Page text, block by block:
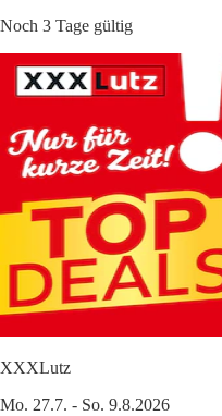
Noch 3 Tage gültig
XXXLutz
Mo. 27.7. - So. 9.8.2026